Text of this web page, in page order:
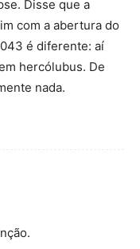
Disse que a
com a abertura do
é diferente: aí
hercólubus. De
nada.